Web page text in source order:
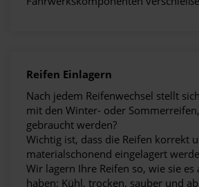
Reifen Einlagern
Nach jedem Reifenwechsel stellt
mit den Winter- oder
gebraucht werden?
Wichtig ist, dass die Reifen korrekt
materialschonend eingelagert
Wir lagern Ihre Reifen so, wie sie es
haben: Kühl, trocken, sauber und